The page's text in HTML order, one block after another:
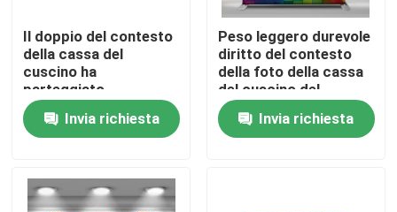
Chi siamo
Fatory Tour
Controllo di qualità
Il doppio del contesto
della cassa del
cuscino ha
parteggiato
stampando il tessuto
di tensione del
supporto dell'insegna
foto
Invia richiesta
Peso leggero durevole
diritto del contesto
della foto della cassa
del cuscino del
tessuto di tensione
7.6ft Invia richiesta